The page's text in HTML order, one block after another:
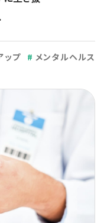
ップ メンタルヘルス